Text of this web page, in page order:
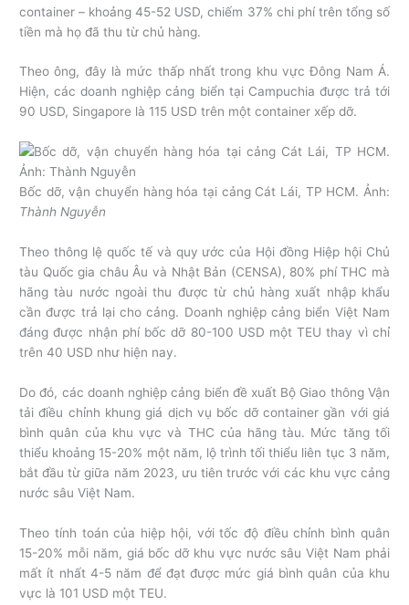
container – khoảng 45-52 USD, chiếm 37% chi phí trên tổng số
tiền mà họ đã thu từ chủ hàng.
Theo ông, đây là mức thấp nhất trong khu vực Đông Nam Á.
Hiện, các doanh nghiệp cảng biển tại Campuchia được trả tới
90 USD, Singapore là 115 USD trên một container xếp dỡ.
Bốc dỡ, vận chuyển hàng hóa tại cảng Cát Lái, TP HCM. Ảnh:
Thành Nguyễn
Theo thông lệ quốc tế và quy ước của Hội đồng Hiệp hội Chủ
tàu Quốc gia châu Âu và Nhật Bản (CENSA), 80% phí THC mà
hãng tàu nước ngoài thu được từ chủ hàng xuất nhập khẩu
cần được trả lại cho cảng. Doanh nghiệp cảng biển Việt Nam
đáng được nhận phí bốc dỡ 80-100 USD một TEU thay vì chỉ
trên 40 USD như hiện nay.
Do đó, các doanh nghiệp cảng biển đề xuất Bộ Giao thông Vận
tải điều chỉnh khung giá dịch vụ bốc dỡ container gần với giá
bình quân của khu vực và THC của hãng tàu. Mức tăng tối
thiểu khoảng 15-20% một năm, lộ trình tối thiểu liên tục 3 năm,
bắt đầu từ giữa năm 2023, ưu tiên trước với các khu vực cảng
nước sâu Việt Nam.
Theo tính toán của hiệp hội, với tốc độ điều chỉnh bình quân
15-20% mỗi năm, giá bốc dỡ khu vực nước sâu Việt Nam phải
mất ít nhất 4-5 năm để đạt được mức giá bình quân của khu
vực là 101 USD một TEU.